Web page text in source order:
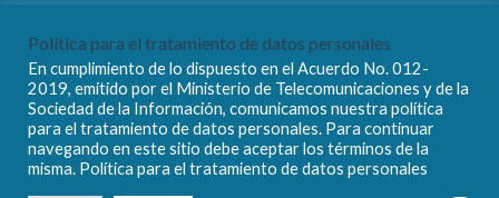
Copyright © 2026 EMGIRZAPP - EP
Política para el tratamiento de datos personales
En cumplimiento de lo dispuesto en el Acuerdo No. 012-
2019, emitido por el Ministerio de Telecomunicaciones y de la
Sociedad de la Información, comunicamos nuestra política
para el tratamiento de datos personales. Para continuar
navegando en este sitio debe aceptar los términos de la
misma. Política para el tratamiento de datos personales